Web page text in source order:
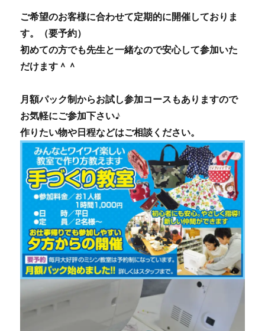
ご希望のお客様に合わせて定期的に開催しておりま
す。（要予約）
初めての方でも先生と一緒なので安心して参加いた
だけます＾＾
月額パック制からお試し参加コースもありますので
お気軽にご参加下さい♪
作りたい物や日程などはご相談ください。